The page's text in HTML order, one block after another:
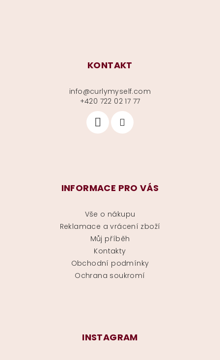
KONTAKT
info@curlymyself.com
+420 722 02 17 77
INFORMACE PRO VÁS
Vše o nákupu
Reklamace a vrácení zboží
Můj příběh
Kontakty
Obchodní podmínky
Ochrana soukromí
INSTAGRAM